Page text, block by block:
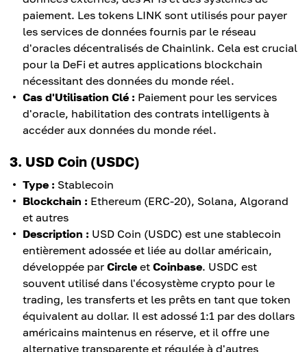
paiement. Les tokens LINK sont utilisés pour payer
les services de données fournis par le réseau
d'oracles décentralisés de Chainlink. Cela est crucial
pour la DeFi et autres applications blockchain
nécessitant des données du monde réel.
Cas d'Utilisation Clé : Paiement pour les services
d'oracle, habilitation des contrats intelligents à
accéder aux données du monde réel.
3. USD Coin (USDC)
Type : Stablecoin
Blockchain : Ethereum (ERC-20), Solana, Algorand
et autres
Description : USD Coin (USDC) est une stablecoin
entièrement adossée et liée au dollar américain,
développée par Circle et Coinbase. USDC est
souvent utilisé dans l'écosystème crypto pour le
trading, les transferts et les prêts en tant que token
équivalent au dollar. Il est adossé 1:1 par des dollars
américains maintenus en réserve, et il offre une
alternative transparente et régulée à d'autres